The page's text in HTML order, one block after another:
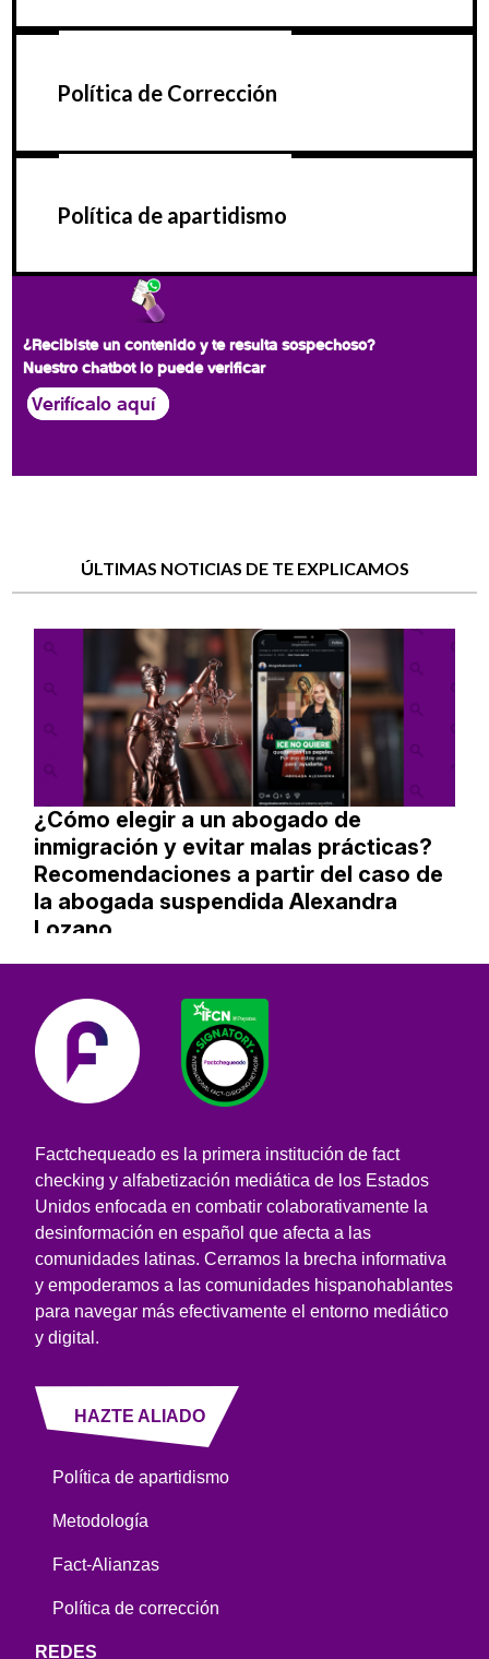
Política de Corrección
Política de apartidismo
¿Recibiste un contenido y te resulta sospechoso?
Nuestro chatbot lo puede verificar
Verifícalo aquí
ÚLTIMAS NOTICIAS DE TE EXPLICAMOS
¿Cómo elegir a un abogado de
inmigración y evitar malas prácticas?
Recomendaciones a partir del caso de
la abogada suspendida Alexandra
Lozano
Factchequeado es la primera institución de fact
checking y alfabetización mediática de los Estados
Unidos enfocada en combatir colaborativamente la
desinformación en español que afecta a las
comunidades latinas. Cerramos la brecha informativa
y empoderamos a las comunidades hispanohablantes
para navegar más efectivamente el entorno mediático
y digital.
HAZTE ALIADO
Política de apartidismo
Metodología
Fact-Alianzas
Política de corrección
REDES